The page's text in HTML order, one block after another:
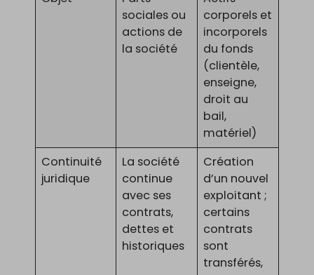
sociales ou
actions de
la société
corporels et
incorporels
du fonds
(clientèle,
enseigne,
droit au
bail,
matériel)
Continuité
juridique
La société
continue
avec ses
contrats,
dettes et
historiques
Création
d’un nouvel
exploitant ;
certains
contrats
sont
transférés,